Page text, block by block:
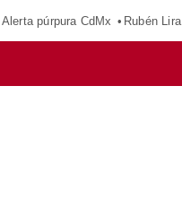
Alerta púrpura CdMx Rubén Lira